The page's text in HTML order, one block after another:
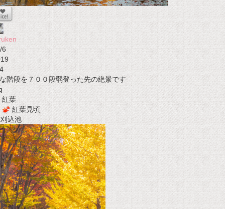
6
4
階段を７００段弱登った先の絶景です
紅葉
紅葉見頃
込池